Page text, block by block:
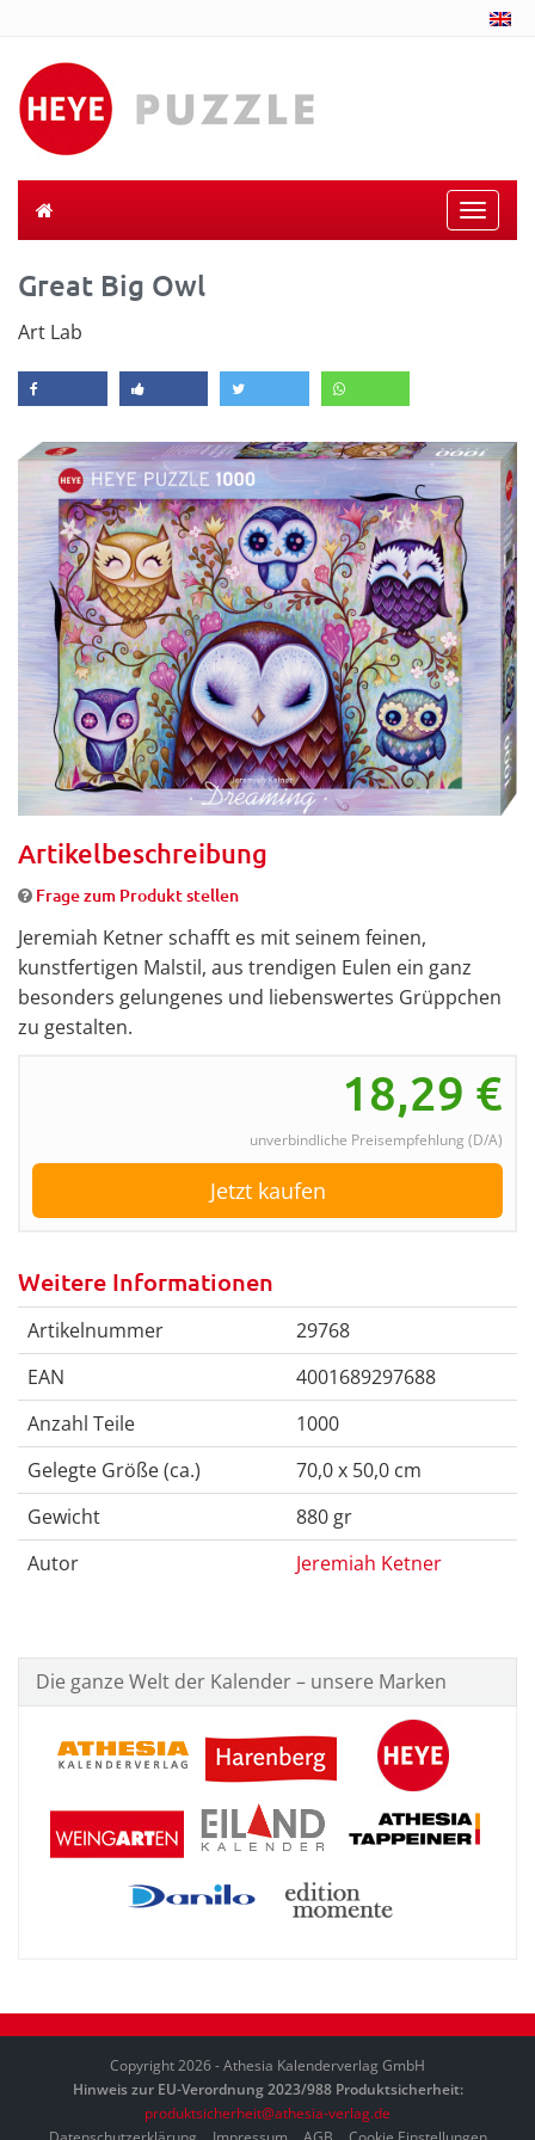
Toggle
Great Big Owl
Art Lab
Artikelbeschreibung
Frage zum Produkt stellen
Jeremiah Ketner schafft es mit seinem feinen,
kunstfertigen Malstil, aus trendigen Eulen ein ganz
besonders gelungenes und liebenswertes Grüppchen
zu gestalten.
18,29 €
unverbindliche Preisempfehlung (D/A)
Jetzt kaufen
Weitere Informationen
Artikelnummer
29768
EAN
4001689297688
Anzahl Teile
1000
Gelegte Größe (ca.)
70,0 x 50,0 cm
Gewicht
880 gr
Autor
Jeremiah Ketner
Die ganze Welt der Kalender – unsere Marken
Copyright 2026 - Athesia Kalenderverlag GmbH
Hinweis zur EU-Verordnung 2023/988 Produktsicherheit:
produktsicherheit@athesia-verlag.de